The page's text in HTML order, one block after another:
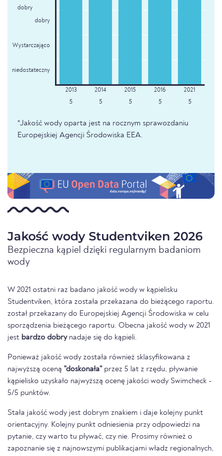
dobry
dobry
Wystarczająco
niedostateczny
5 5 5 5 5
*Jakość wody oparta jest na rocznym sprawozdaniu
Europejskiej Agencji Środowiska EEA.
Jakość wody Studentviken 2026
Bezpieczna kąpiel dzięki regularnym badaniom
wody
W 2021 ostatni raz badano jakość wody w kąpielisku
Studentviken, która została przekazana do bieżącego raportu.
został przekazany do Europejskiej Agencji Środowiska w celu
sporządzenia bieżącego raportu. Obecna jakość wody w 2021
jest bardzo dobrynadaje się do kąpieli.
Ponieważ jakość wody została również sklasyfikowana z
najwyższą oceną "doskonała" przez 5 lat z rzędu, pływanie
kąpielisko uzyskało najwyższą ocenę jakości wody Swimcheck -
5/5 punktów.
Stała jakość wody jest dobrym znakiem i daje kolejny punkt
orientacyjny. Kolejny punkt odniesienia przy odpowiedzi na
pytanie, czy warto tu pływać, czy nie. Prosimy również o
zapoznanie się z najnowszymi publikacjami władz regionalnych,